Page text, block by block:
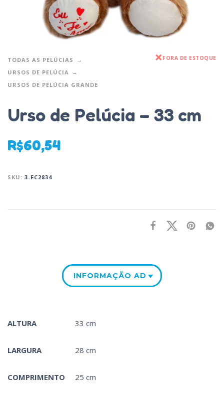
TODAS AS PELÚCIAS
URSOS DE PELÚCIA
URSOS DE PELÚCIA GRANDE
FORA DE ESTOQUE
Urso de Pelúcia – 33 cm
R$60,54
SKU: 3-FC2834
INFORMAÇÃO ADICIONAL
ALTURA 33 cm
LARGURA 28 cm
COMPRIMENTO 25 cm